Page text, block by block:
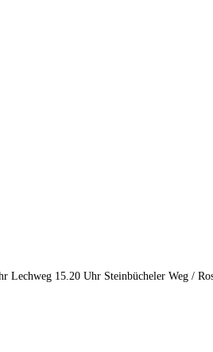
Lechweg 15.20 Uhr Steinbücheler Weg /